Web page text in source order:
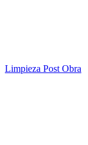
Limpieza Post Obra